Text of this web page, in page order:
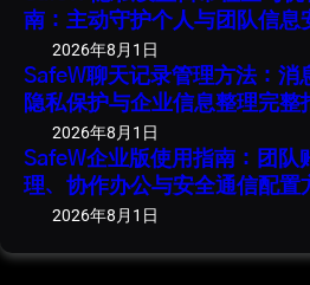
南：主动守护个人与团队信息
2026年8月1日
SafeW聊天记录管理方法：消
隐私保护与企业信息整理完整
2026年8月1日
SafeW企业版使用指南：团队
理、协作办公与安全通信配置
2026年8月1日